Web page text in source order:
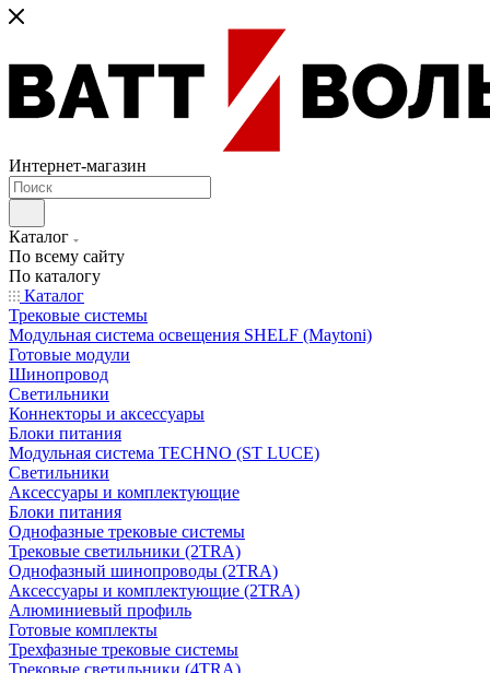
Интернет-магазин
Каталог
По всему сайту
По каталогу
Каталог
Трековые системы
Модульная система освещения SHELF (Maytoni)
Готовые модули
Шинопровод
Светильники
Коннекторы и аксессуары
Блоки питания
Модульная система TECHNO (ST LUCE)
Светильники
Аксессуары и комплектующие
Блоки питания
Однофазные трековые системы
Трековые светильники (2TRA)
Однофазный шинопроводы (2TRA)
Аксессуары и комплектующие (2TRA)
Алюминиевый профиль
Готовые комплекты
Трехфазные трековые системы
Трековые светильники (4TRA)